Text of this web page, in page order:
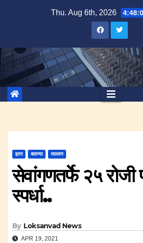
Thu. Aug 6th, 2026
इतर बातम्या मालवण
सेवांगणतर्फे २५ रोजी
स्पर्धा..
By Loksanvad News
APR 19, 2021